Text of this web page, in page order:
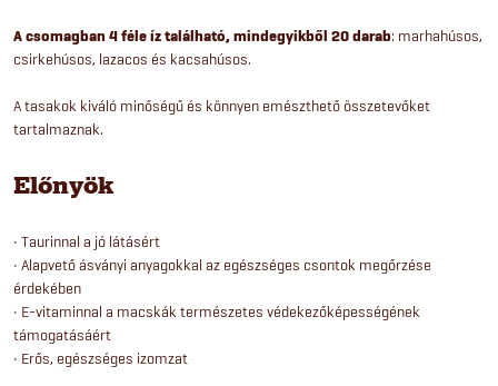
A csomagban 4 féle íz található, mindegyikből 20 darab: marhahúsos,
csirkehúsos, lazacos és kacsahúsos.
A tasakok kiváló minőségű és könnyen emészthető összetevőket
tartalmaznak.
Előnyök
• Taurinnal a jó látásért
• Alapvető ásványi anyagokkal az egészséges csontok megőrzése
érdekében
• E-vitaminnal a macskák természetes védekezőképességének
támogatásáért
• Erős, egészséges izomzat